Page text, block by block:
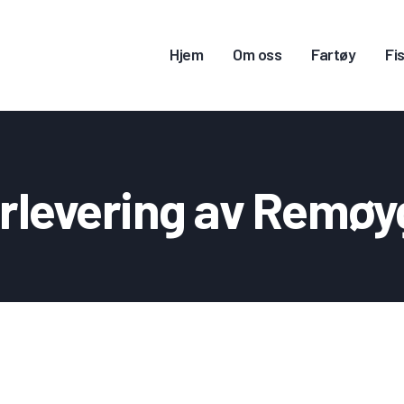
Hjem Om oss Fartøy
av
OSS